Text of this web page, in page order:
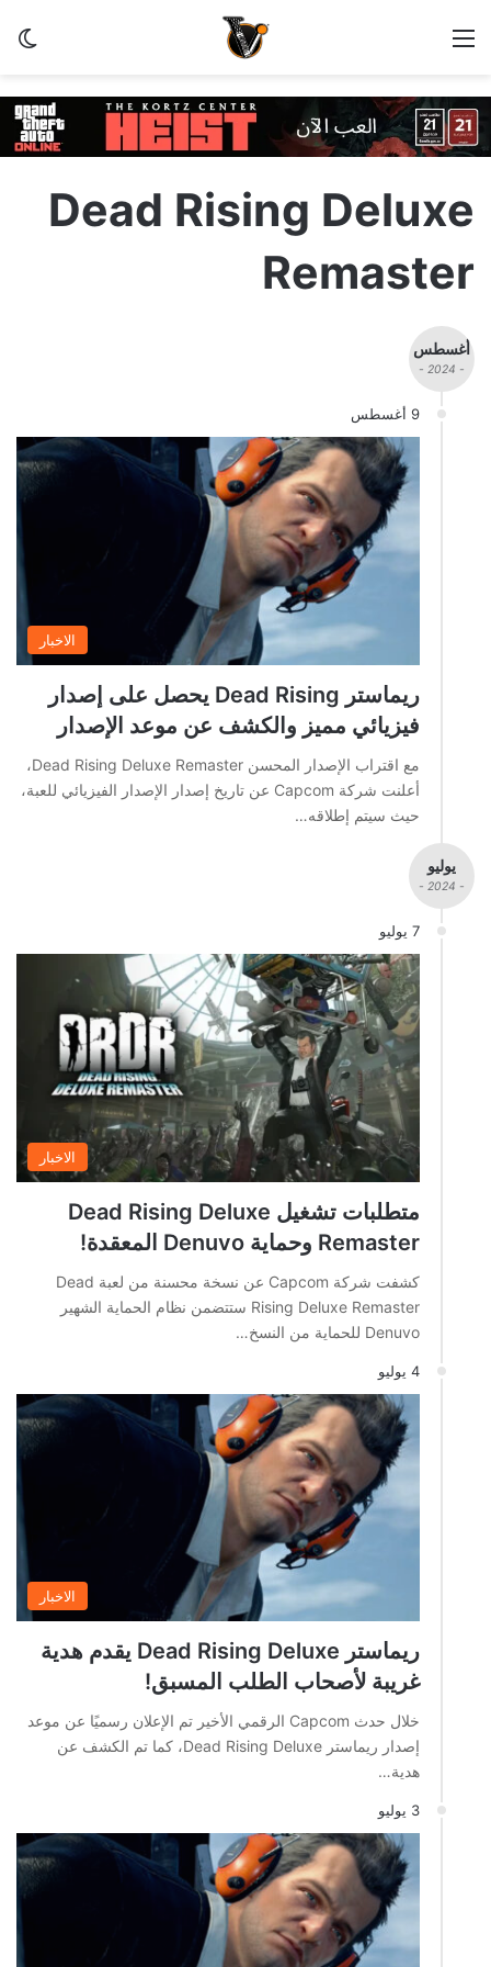
القائمة
Dead Rising Deluxe
Remaster
أغسطس
- 2024 -
9 أغسطس
الاخبار
ريماستر Dead Rising يحصل على إصدار
فيزيائي مميز والكشف عن موعد الإصدار
مع اقتراب الإصدار المحسن Dead Rising Deluxe Remaster،
أعلنت شركة Capcom عن تاريخ إصدار الإصدار الفيزيائي للعبة،
حيث سيتم إطلاقه…
يوليو
- 2024 -
7 يوليو
الاخبار
متطلبات تشغيل Dead Rising Deluxe
Remaster وحماية Denuvo المعقدة!
كشفت شركة Capcom عن نسخة محسنة من لعبة Dead
Rising Deluxe Remaster ستتضمن نظام الحماية الشهير
Denuvo للحماية من النسخ…
4 يوليو
الاخبار
ريماستر Dead Rising Deluxe يقدم هدية
غريبة لأصحاب الطلب المسبق!
خلال حدث Capcom الرقمي الأخير تم الإعلان رسميًا عن موعد
إصدار ريماستر Dead Rising Deluxe، كما تم الكشف عن
هدية…
3 يوليو